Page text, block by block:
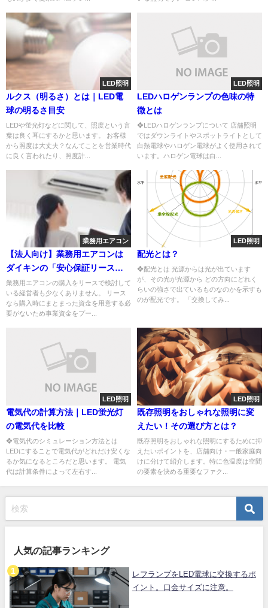
LED照明
ルクス（明るさ）とは｜LED電
球の明るさ目安
LEDや蛍光灯などに関して、照度という言
葉は良く耳にするかと思います。 お客様
から照度は大丈夫？なんてことを営業時代
に良く言われたり、照度計...
LED照明
LEDハロゲンランプの色味の特
徴とは
❖LEDハロゲンランプについて 店舗照明
ではダウンライトやスポットライトとして
白熱電球やハロゲン電球がよく使用されて
います。ハロゲン電球は白...
業務用エアコン
【法人向け】業務用エアコンは
ダイキンの「安心保証リース」
がおすすめ
業務用エアコンの購入をリースで検討して
いる経営者も少なくありません。 リース
なら購入時にまとまった資金を用意する必
要がないため事業資金をプー...
LED照明
配光とは？
❖配光とは 光源からは光が出ています
が、その光が光源から どの方向にどれく
らいの強さで出ているものなのかを示すも
のが配光です。 「交換してみ...
LED照明
電気代の計算方法｜LED蛍光灯
の電気代を比較
❖電気代のシミュレーション方法とは
LEDにすることで電気代がどれだけ安くな
るか気になるところだと思います。 電気
代は計算条件によって左右す...
LED照明
既存照明をおしゃれな照明に変
えたい！その選び方とは？
既存照明をおしゃれな照明にするために抑
えたいポイントを、店舗向け・一般家庭向
けに分けて紹介します。特に色温度は空間
の要素を決める重要なファク...
人気の記事ランキング
レフランプをLED電球に交換するポ
イント。口金サイズに注意。